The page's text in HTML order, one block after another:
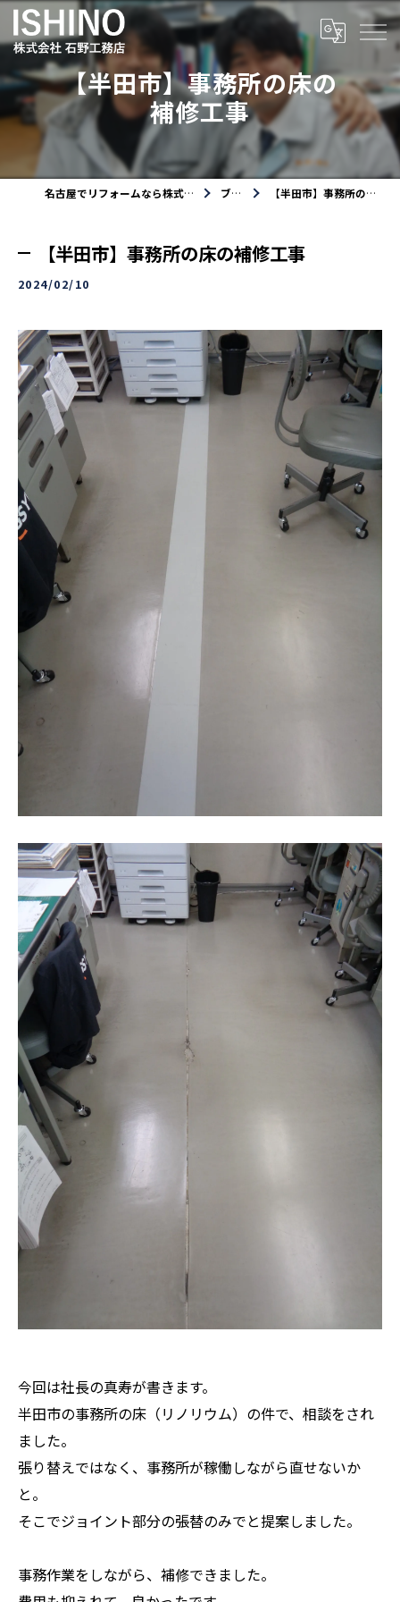
【半田市】事務所の床の
補修工事
名古屋でリフォームなら株式会社石野工務店 ブログ 【半田市】事務所の床の補修工事
【半田市】事務所の床の補修工事
2024/02/10
今回は社長の真寿が書きます。
半田市の事務所の床（リノリウム）の件で、相談をされ
ました。
張り替えではなく、事務所が稼働しながら直せないか
と。
そこでジョイント部分の張替のみでと提案しました。
事務作業をしながら、補修できました。